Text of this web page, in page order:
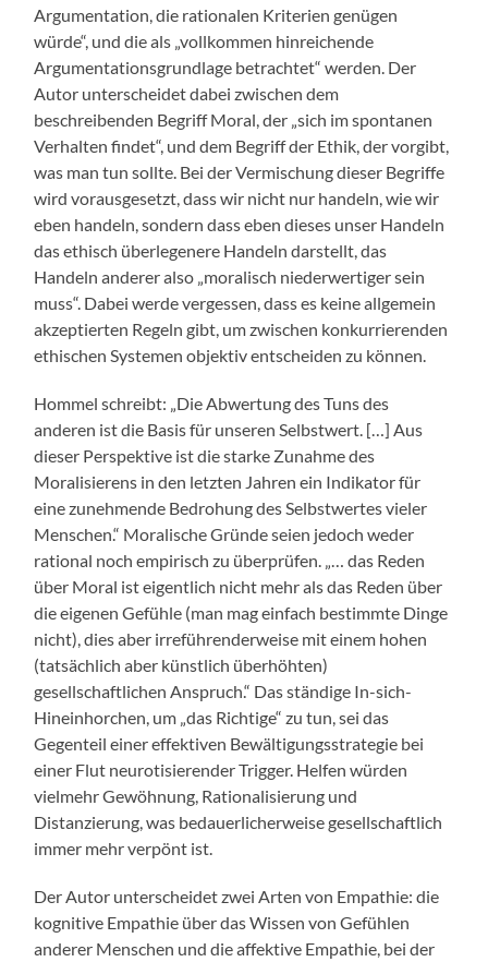
Argumentation, die rationalen Kriterien genügen
würde“, und die als „vollkommen hinreichende
Argumentationsgrundlage betrachtet“ werden. Der
Autor unterscheidet dabei zwischen dem
beschreibenden Begriff Moral, der „sich im spontanen
Verhalten findet“, und dem Begriff der Ethik, der vorgibt,
was man tun sollte. Bei der Vermischung dieser Begriffe
wird vorausgesetzt, dass wir nicht nur handeln, wie wir
eben handeln, sondern dass eben dieses unser Handeln
das ethisch überlegenere Handeln darstellt, das
Handeln anderer also „moralisch niederwertiger sein
muss“. Dabei werde vergessen, dass es keine allgemein
akzeptierten Regeln gibt, um zwischen konkurrierenden
ethischen Systemen objektiv entscheiden zu können.
Hommel schreibt: „Die Abwertung des Tuns des
anderen ist die Basis für unseren Selbstwert. […] Aus
dieser Perspektive ist die starke Zunahme des
Moralisierens in den letzten Jahren ein Indikator für
eine zunehmende Bedrohung des Selbstwertes vieler
Menschen.“ Moralische Gründe seien jedoch weder
rational noch empirisch zu überprüfen. „… das Reden
über Moral ist eigentlich nicht mehr als das Reden über
die eigenen Gefühle (man mag einfach bestimmte Dinge
nicht), dies aber irreführenderweise mit einem hohen
(tatsächlich aber künstlich überhöhten)
gesellschaftlichen Anspruch.“ Das ständige In-sich-
Hineinhorchen, um „das Richtige“ zu tun, sei das
Gegenteil einer effektiven Bewältigungsstrategie bei
einer Flut neurotisierender Trigger. Helfen würden
vielmehr Gewöhnung, Rationalisierung und
Distanzierung, was bedauerlicherweise gesellschaftlich
immer mehr verpönt ist.
Der Autor unterscheidet zwei Arten von Empathie: die
kognitive Empathie über das Wissen von Gefühlen
anderer Menschen und die affektive Empathie, bei der